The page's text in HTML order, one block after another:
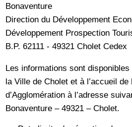
Bonaventure
Direction du Développement
Développement Prospection
B.P. 62111 - 49321 Cholet Cedex
Les informations sont
la Ville de Cholet et à l’accueil de
d’Agglomération à l’adresse
Bonaventure – 49321 – Cholet.